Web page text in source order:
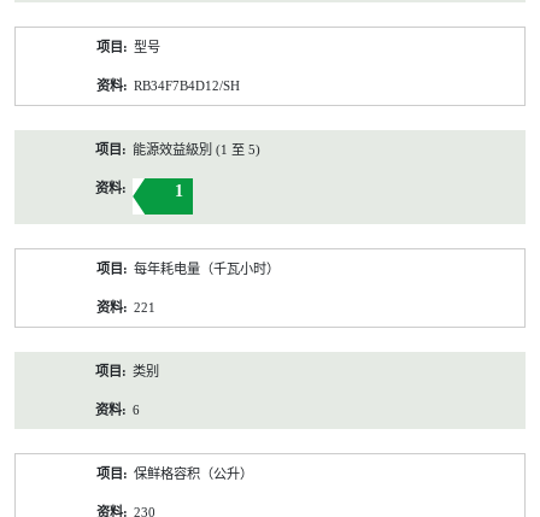
型号
RB34F7B4D12/SH
能源效益級別 (1 至 5)
1
每年耗电量（千瓦小时）
221
类别
6
保鲜格容积（公升）
230